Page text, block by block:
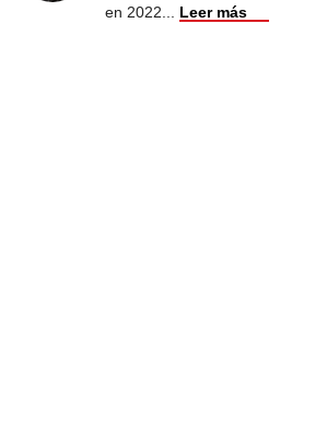
en 2022
Leer más